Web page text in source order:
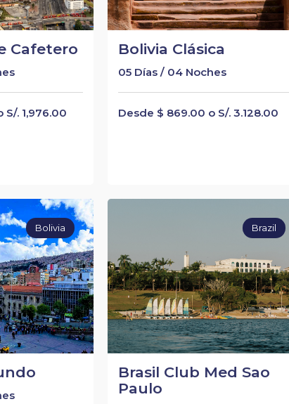
Cafetero
. 1,976.00
Bolivia Clásica
05 Días / 04 Noches
Desde $ 869.00 o S/. 3.128.00
Bolivia
Brasil Club Med Sao
Paulo
Brazil